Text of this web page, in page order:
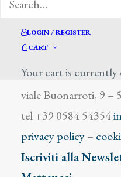
LOGIN / REGISTER
CART
Your cart is currently
Istituto Matteucci
viale Buonarroti, 9 –
tel +39 0584 54354
privacy policy–
Iscriviti alla